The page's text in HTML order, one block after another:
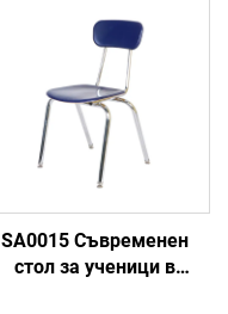
SA0015 Съвременен
стол за ученици в